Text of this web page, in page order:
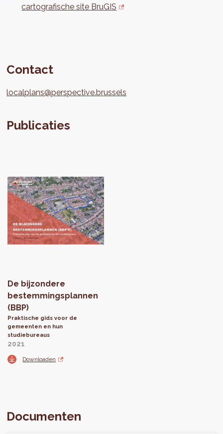
cartografische site BruGIS
Contact
localplans@perspective.brussels
Publicaties
De bijzondere
bestemmingsplannen
(BBP)
Praktische gids voor de
gemeenten en hun
studiebureaus
2021
Downloaden
Documenten